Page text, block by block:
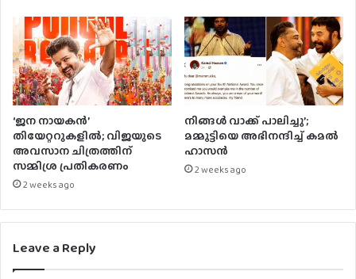
‘ജന നായകൻ’
തിയേറ്ററുകളിൽ; വിജയുടെ
അവസാന ചിത്രത്തിന്
സമ്മിശ്ര പ്രതികരണം
2 weeks ago
നിങ്ങൾ വാക്ക് പാലിച്ചു’;
മമ്മൂട്ടിയെ അഭിനന്ദിച്ച് കമൽ
ഹാസൻ
2 weeks ago
Leave a Reply